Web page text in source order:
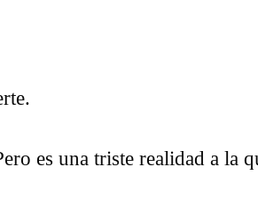
es una triste realidad a la